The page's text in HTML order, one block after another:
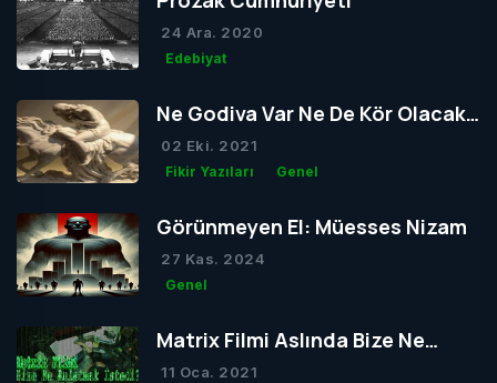
24 Ara. 2020
Edebiyat
Ne Godiva Var Ne De Kör Olacak
Tom
02 Eki. 2021
Fikir Yazıları Genel
Görünmeyen El: Müesses Nizam
27 Kas. 2024
Genel
Matrix Filmi Aslında Bize Ne
Anlatmak İstedi?
11 Oca. 2021